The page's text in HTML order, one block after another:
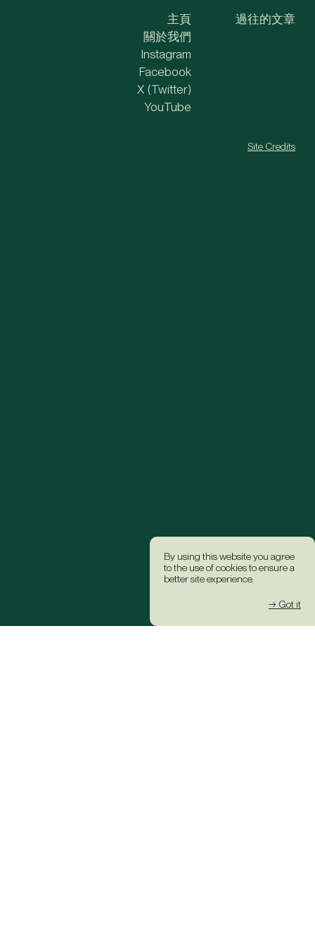
By using this website you agree
to the use of cookies to ensure a
better site experience.
→ Got it
主頁
關於我們
過往的文章
Instagram
Facebook
X (Twitter)
YouTube
Site Credits